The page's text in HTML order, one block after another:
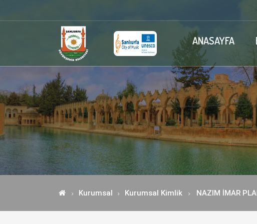
ANASAYFA
Kurumsal Kurumsal Kimlik NAZIM İMAR